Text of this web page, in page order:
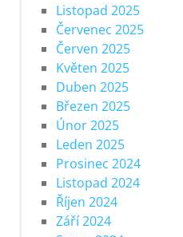
Listopad 2025
Červenec 2025
Červen 2025
Květen 2025
Duben 2025
Březen 2025
Únor 2025
Leden 2025
Prosinec 2024
Listopad 2024
Říjen 2024
Září 2024